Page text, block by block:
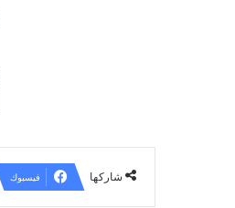
شاركها فيسبوك